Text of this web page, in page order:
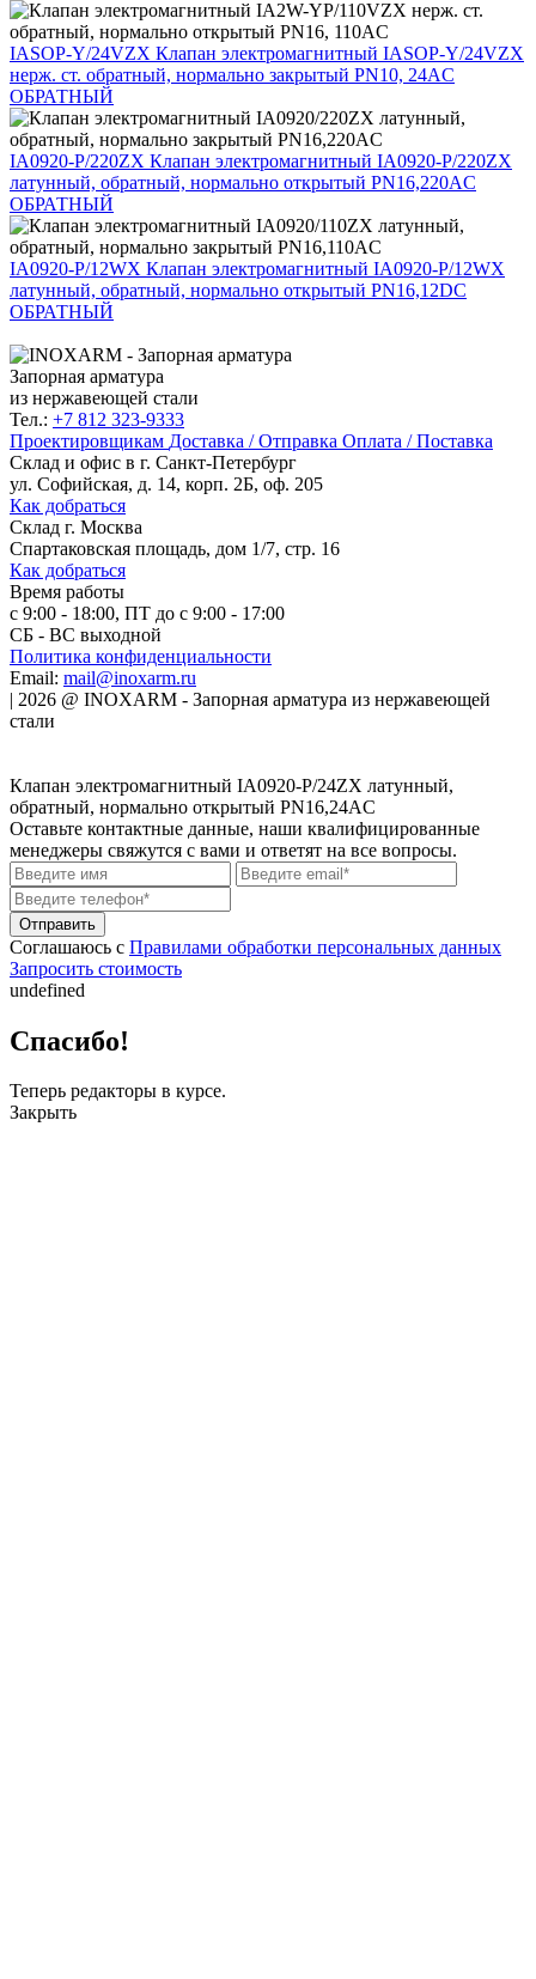
IASOP-Y/24VZX Клапан электромагнитный IASOP-Y/24VZX
нерж. ст. обратный, нормально закрытый PN10, 24AC
ОБРАТНЫЙ
IA0920-P/220ZX Клапан электромагнитный IA0920-P/220ZX
латунный, обратный, нормально открытый PN16,220AC
ОБРАТНЫЙ
IA0920-P/12WX Клапан электромагнитный IA0920-P/12WX
латунный, обратный, нормально открытый PN16,12DC
ОБРАТНЫЙ
Запорная арматура
из нержавеющей стали
Тел.: +7 812 323-9333
Проектировщикам Доставка / Отправка Оплата / Поставка
Склад и офис в г. Санкт-Петербург
ул. Софийская, д. 14, корп. 2Б, оф. 205
Как добраться
Склад г. Москва
Спартаковская площадь, дом 1/7, стр. 16
Как добраться
Время работы
с 9:00 - 18:00, ПТ до с 9:00 - 17:00
СБ - ВС выходной
Политика конфиденциальности
Email: mail@inoxarm.ru
| 2026 @ INOXARM - Запорная арматура из нержавеющей
стали
Клапан электромагнитный IA0920-P/24ZX латунный,
обратный, нормально открытый PN16,24AC
Оставьте контактные данные, наши квалифицированные
менеджеры свяжутся с вами и ответят на все вопросы.
Соглашаюсь с Правилами обработки персональных данных
Запросить стоимость
undefined
Спасибо!
Теперь редакторы в курсе.
Закрыть